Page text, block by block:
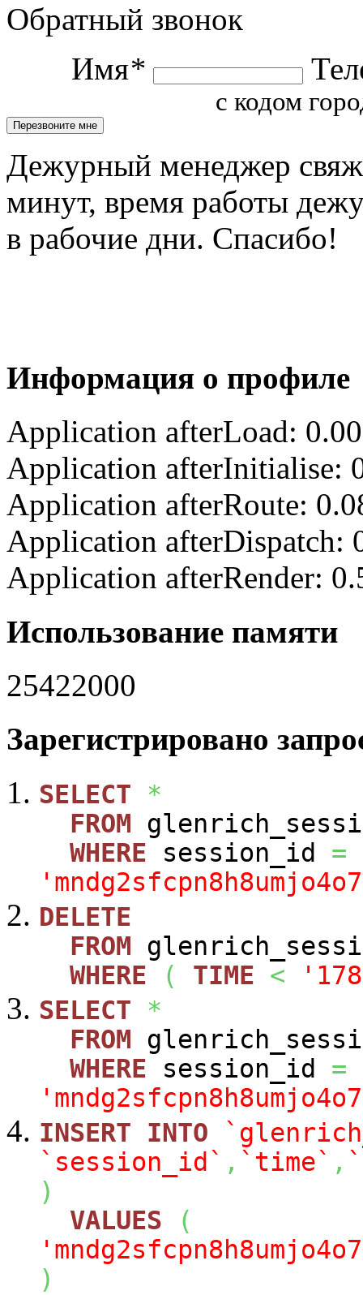
Обратный звонок
Имя*
с кодом
Дежурный менеджер
минут, время работы
в рабочие дни. Спасибо!
Информация о профиле
Application afterLoad:
Application afterInitialise:
Application afterRoute:
Application afterDispatch:
Application afterRender:
Использование памяти
25422000
Зарегистрировано
SELECT
*
FROM
WHERE session_id =
DELETE
FROM
WHERE
( TIME <
SELECT
*
FROM
WHERE session_id =
INSERT
INTO
`session_id` , `time` ,
)
VALUES
(
)